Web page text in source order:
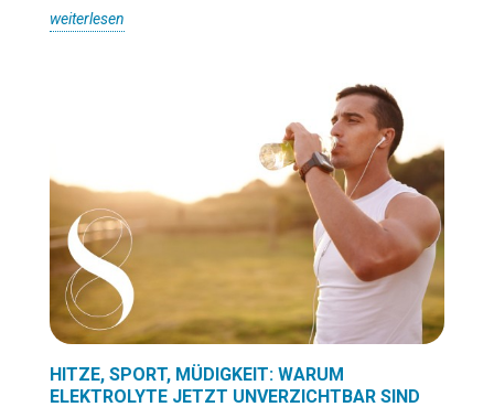
weiterlesen
HITZE, SPORT, MÜDIGKEIT: WARUM
ELEKTROLYTE JETZT UNVERZICHTBAR SIND